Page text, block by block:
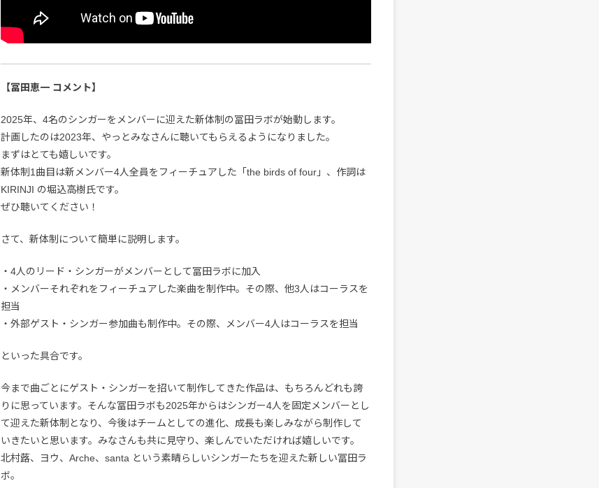
【冨田恵一 コメント】
2025年、4名のシンガーをメンバーに迎えた新体制の冨田ラボが始動します。
計画したのは2023年、やっとみなさんに聴いてもらえるようになりました。
まずはとても嬉しいです。
新体制1曲目は新メンバー4人全員をフィーチュアした「the birds of four」、作詞は
KIRINJI の堀込高樹氏です。
ぜひ聴いてください！
さて、新体制について簡単に説明します。
・4人のリード・シンガーがメンバーとして冨田ラボに加入
・メンバーそれぞれをフィーチュアした楽曲を制作中。その際、他3人はコーラスを
担当
・外部ゲスト・シンガー参加曲も制作中。その際、メンバー4人はコーラスを担当
といった具合です。
今まで曲ごとにゲスト・シンガーを招いて制作してきた作品は、もちろんどれも誇
りに思っています。そんな冨田ラボも2025年からはシンガー4人を固定メンバーとし
て迎えた新体制となり、今後はチームとしての進化、成長も楽しみながら制作して
いきたいと思います。みなさんも共に見守り、楽しんでいただければ嬉しいです。
北村蕗、ヨウ、Arche、santa という素晴らしいシンガーたちを迎えた新しい冨田ラ
ボ。